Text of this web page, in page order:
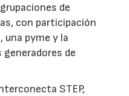
de
con participación
una pyme y la
de
STEP,